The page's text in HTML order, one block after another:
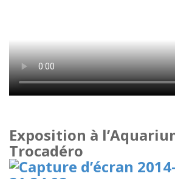
Exposition à
Trocadéro